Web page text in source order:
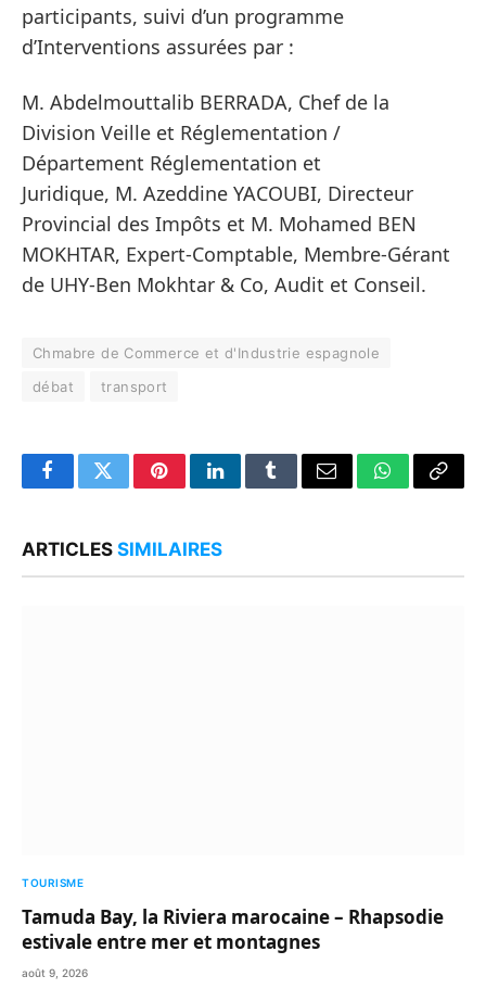
participants, suivi d’un programme
d’Interventions assurées par :
M. Abdelmouttalib BERRADA, Chef de la
Division Veille et Réglementation /
Département Réglementation et
Juridique, M. Azeddine YACOUBI, Directeur
Provincial des Impôts et M. Mohamed BEN
MOKHTAR, Expert-Comptable, Membre-Gérant
de UHY-Ben Mokhtar & Co, Audit et Conseil.
Chmabre de Commerce et d'Industrie espagnole
débat
transport
FacebookTwitterPinterestLinkedInTumblrEmail WhatsApp
Copy
ARTICLES SIMILAIRES
TOURISME
Tamuda Bay, la Riviera marocaine – Rhapsodie
estivale entre mer et montagnes
août 9, 2026